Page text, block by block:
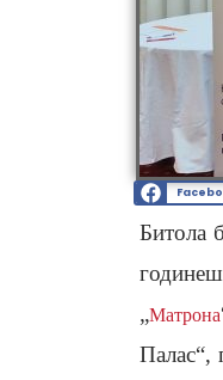
Битола
„Матрона
Палас“,